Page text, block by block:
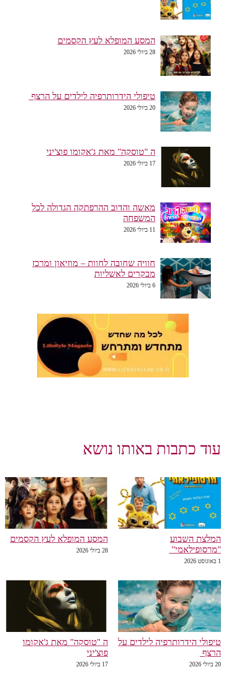
המסע המופלא לעץ הקסמים
28 ביולי 2026
טיפולי הידרותרפיה לילדים על הרצף
20 ביולי 2026
ה "טוסקה" מאת ג'אקומו פוצ'יני
מאשה והדוב ההרפתקה הגדולה לכל
המשפחה
11 ביולי 2026
חוויה שחובה לחוות – מוזיאון ומרכז
מבקרים לאשליות
6 ביולי 2026
כתבות באותו נושא
השבוע
המסע המופלא לעץ הקסמים
הידרותרפיה לילדים על
ה "טוסקה" מאת ג'אקומו
פוצ'יני